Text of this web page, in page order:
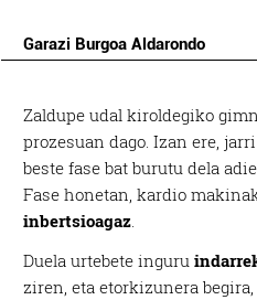
Garazi Burgoa Aldarondo
Zaldupe udal kiroldegiko
prozesuan dago. Izan ere,
beste fase bat burutu dela
Fase honetan, kardio
inbertsioagaz
Duela urtebete inguru
ziren, eta etorkizunera begira,